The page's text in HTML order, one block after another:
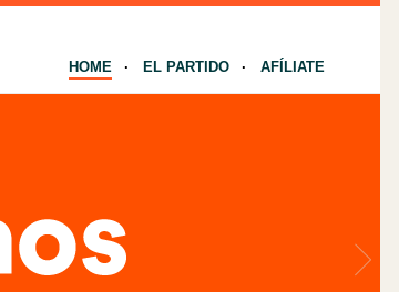
HOME EL PARTIDO AFÍLIATE